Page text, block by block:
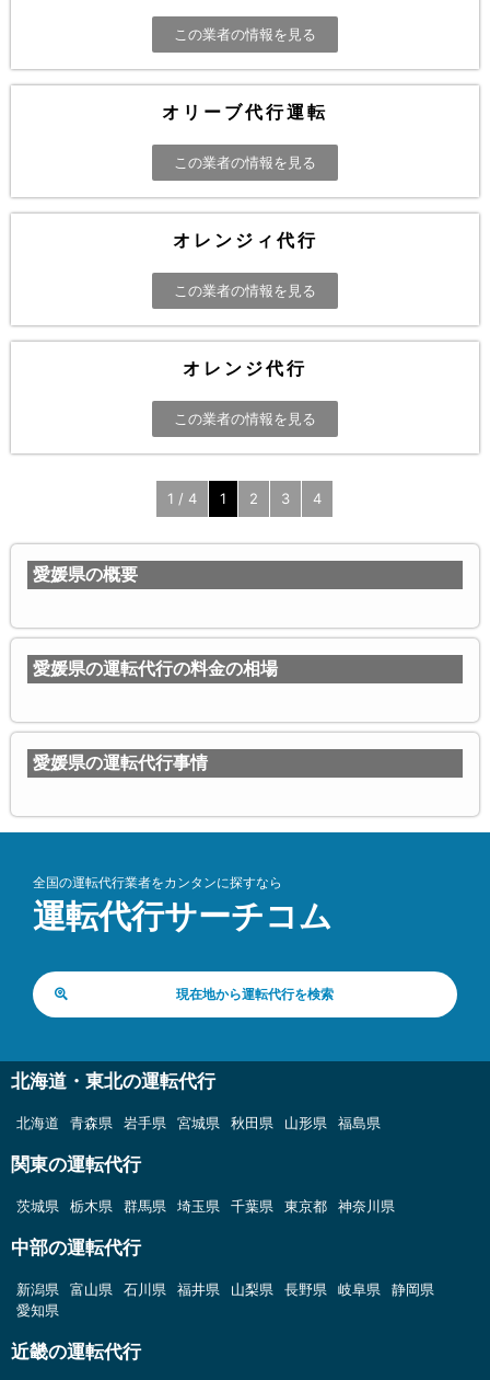
この業者の情報を見る
オリーブ代行運転
この業者の情報を見る
オレンジィ代行
この業者の情報を見る
オレンジ代行
この業者の情報を見る
1 / 4 1 2 3 4
愛媛県の概要
愛媛県の運転代行の料金の相場
愛媛県の運転代行事情
全国の運転代行業者をカンタンに探すなら
運転代行サーチコム
現在地から運転代行を検索
北海道・東北の運転代行
北海道 青森県 岩手県 宮城県 秋田県 山形県 福島県
関東の運転代行
茨城県 栃木県 群馬県 埼玉県 千葉県 東京都 神奈川県
中部の運転代行
新潟県 富山県 石川県 福井県 山梨県 長野県 岐阜県
静岡県
愛知県
近畿の運転代行